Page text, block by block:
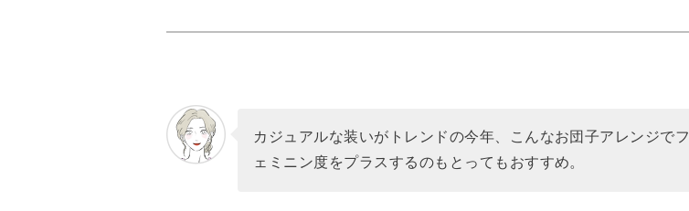
カジュアルな装いがトレンドの今年、こんなお団子アレンジでフ
ェミニン度をプラスするのもとってもおすすめ。